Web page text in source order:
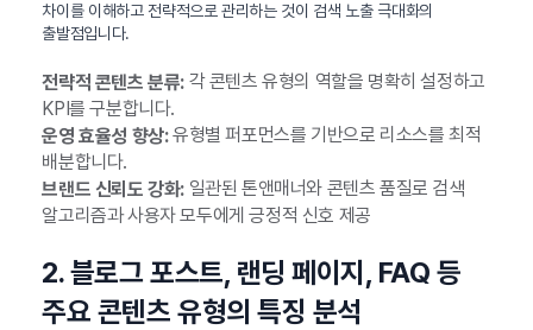
차이를 이해하고 전략적으로 관리하는 것이 검색 노출 극대화의
출발점입니다.
전략적 콘텐츠 분류:각 콘텐츠 유형의 역할을 명확히 설정하고
KPI를 구분합니다.
운영 효율성 향상:유형별 퍼포먼스를 기반으로 리소스를 최적
배분합니다.
브랜드 신뢰도 강화:일관된 톤앤매너와 콘텐츠 품질로 검색
알고리즘과 사용자 모두에게 긍정적 신호 제공
2. 블로그 포스트, 랜딩 페이지, FAQ 등
주요 콘텐츠 유형의 특징 분석